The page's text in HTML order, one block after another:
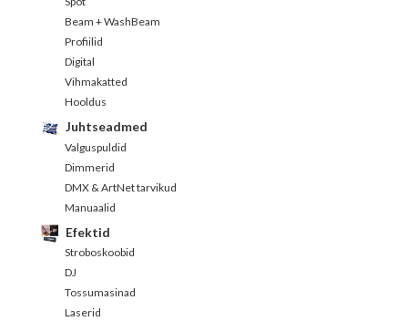
Beam + WashBeam
Profiilid
Digital
Vihmakatted
Hooldus
Juhtseadmed
Valguspuldid
Dimmerid
DMX & ArtNet tarvikud
Manuaalid
Efektid
Stroboskoobid
DJ
Tossumasinad
Laserid